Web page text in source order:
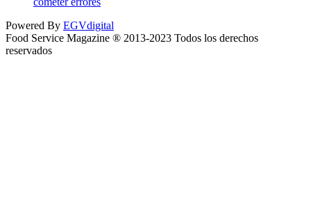
Powered By EGVdigital
Food Service Magazine ® 2013-2023 Todos los derechos
reservados